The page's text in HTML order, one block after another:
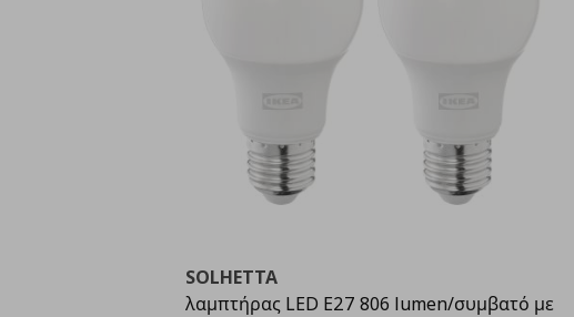
SOLHETTA
λαμπτήρας LED E27 806 lumen/συμβατό με